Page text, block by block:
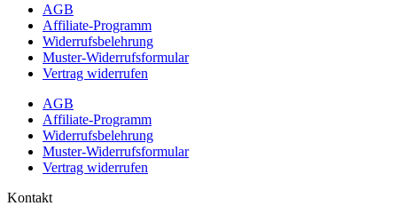
AGB
Affiliate-Programm
Widerrufsbelehrung
Muster-Widerrufsformular
Vertrag widerrufen
AGB
Affiliate-Programm
Widerrufsbelehrung
Muster-Widerrufsformular
Vertrag widerrufen
Kontakt